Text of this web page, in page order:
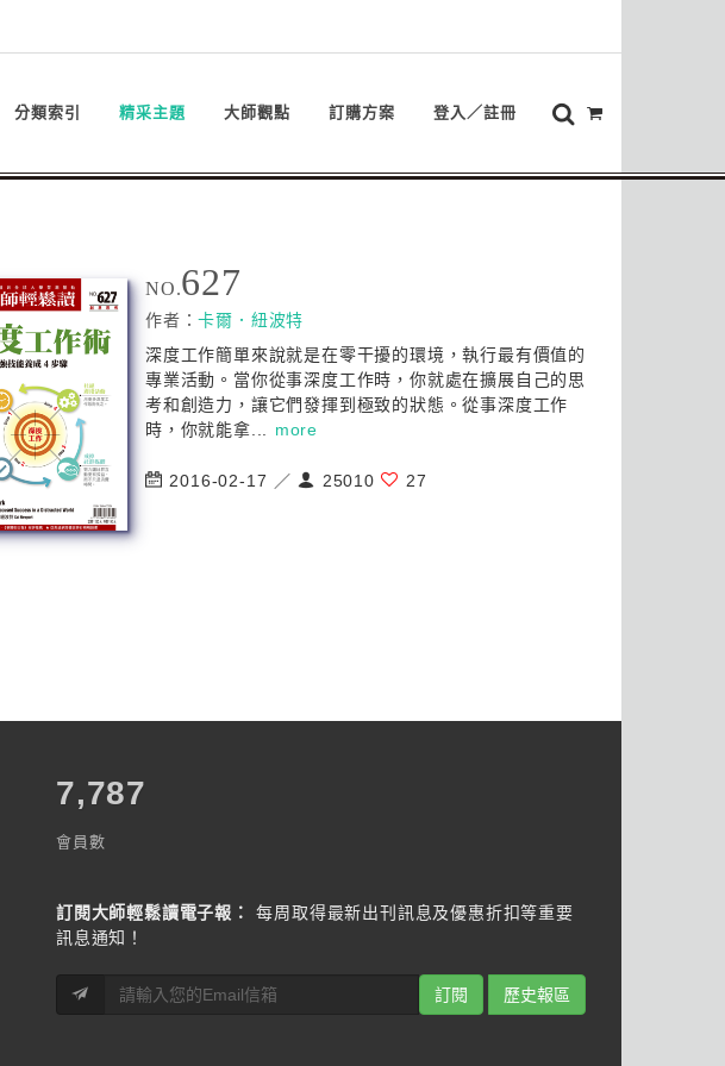
分類索引 精采主題 大師觀點 訂購方案 登入／註冊
NO.627
作者：卡爾．紐波特
深度工作簡單來說就是在零干擾的環境，執行最有價值的
專業活動。當你從事深度工作時，你就處在擴展自己的思
考和創造力，讓它們發揮到極致的狀態。從事深度工作
時，你就能拿... more
2016-02-17 ／ 25010 27
7,787
會員數
訂閱大師輕鬆讀電子報：
每周取得最新出刊訊息及優惠折扣等重要
訊息通知！
訂閱 歷史報區